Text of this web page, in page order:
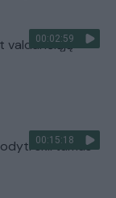
00:02:59
valdančiąją
00:15:18
skirtumus